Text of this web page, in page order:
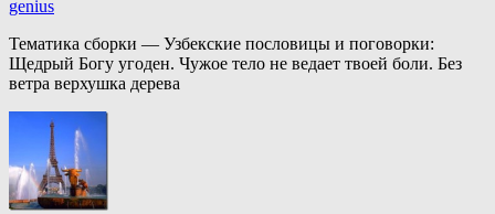
genius
Тематика сборки — Узбекские пословицы и поговорки:
Щедрый Богу угоден. Чужое тело не ведает твоей боли. Без
ветра верхушка дерева